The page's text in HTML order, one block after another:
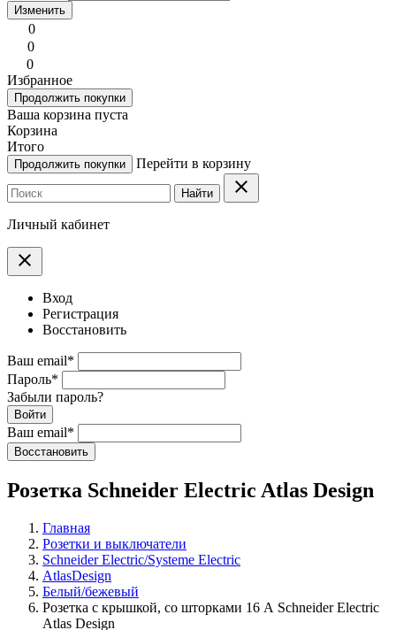
Изменить
0
0
0
Избранное
Продолжить покупки
Ваша корзина пуста
Корзина
Итого
Продолжить покупки Перейти в корзину
Найти clear
Личный кабинет
clear
Вход
Регистрация
Восстановить
Ваш email*
Пароль*
Забыли пароль?
Войти
Ваш email*
Воcстановить
Розетка Schneider Electric Atlas Design
Главная
Розетки и выключатели
Schneider Electric/Systeme Electric
AtlasDesign
Белый/бежевый
Розетка с крышкой, со шторками 16 А Schneider Electric
Atlas Design